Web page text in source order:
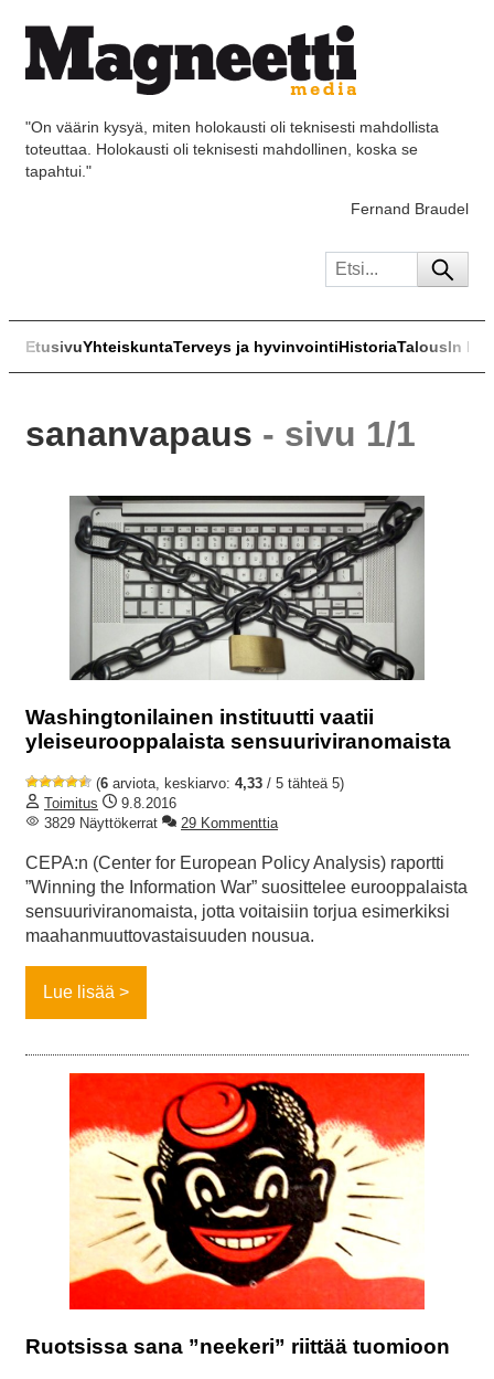
"On väärin kysyä, miten holokausti oli teknisesti mahdollista
toteuttaa. Holokausti oli teknisesti mahdollinen, koska se
tapahtui."
Fernand Braudel
EtusivuYhteiskuntaTerveys ja hyvinvointiHistoriaTalousIn
sananvapaus - sivu 1/1
Washingtonilainen instituutti vaatii
yleiseurooppalaista sensuuriviranomaista
(6 arviota, keskiarvo: 4,33 / 5 tähteä 5)
Toimitus
9.8.2016
3829 Näyttökerrat
29 Kommenttia
CEPA:n (Center for European Policy Analysis) raportti
”Winning the Information War” suosittelee eurooppalaista
sensuuriviranomaista, jotta voitaisiin torjua esimerkiksi
maahanmuuttovastaisuuden nousua.
Lue lisää
Ruotsissa sana ”neekeri” riittää tuomioon